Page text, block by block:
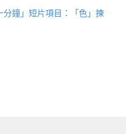
分鐘」短片項目：「色」揀